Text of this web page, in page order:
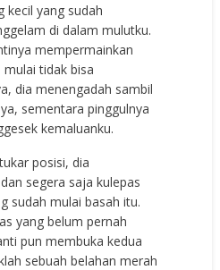
kecil yang sudah
di dalam mulutku.
mempermainkan
mulai tidak bisa
dia menengadah sambil
sementara pinggulnya
kemaluanku.
posisi, dia
segera saja kulepas
sudah mulai basah itu.
yang belum pernah
pun membuka kedua
sebuah belahan merah